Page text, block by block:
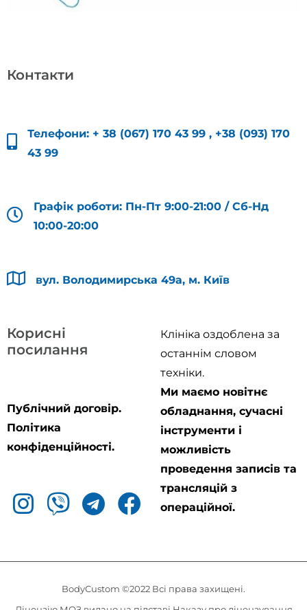
Контакти
Телефони: + 38 (067) 170 43 99 , +38 (093) 170
43 99
Графік роботи: Пн-Пт 9:00-21:00 / Сб-Нд
10:00-20:00
вул. Володимирська 49а, м. Київ
Корисні
посилання
Публічний договір.
Політика
конфіденційності.
Клініка оздоблена за
останнім словом
техніки.
Ми маємо новітнє
обладнання, сучасні
інструменти і
можливість
проведення записів та
трансляцій з
операційної.
BodyCustom ©2022 Всі права захищені.